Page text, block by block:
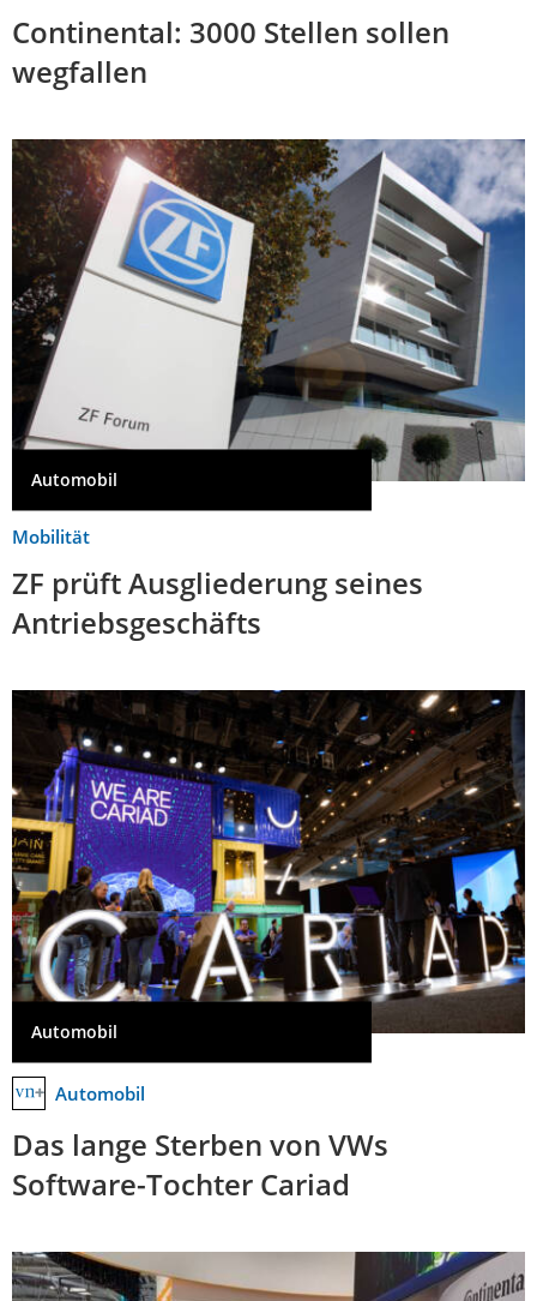
Continental: 3000 Stellen sollen
wegfallen
Automobil
Mobilität
ZF prüft Ausgliederung seines
Antriebsgeschäfts
Automobil
Automobil
Das lange Sterben von VWs
Software-Tochter Cariad